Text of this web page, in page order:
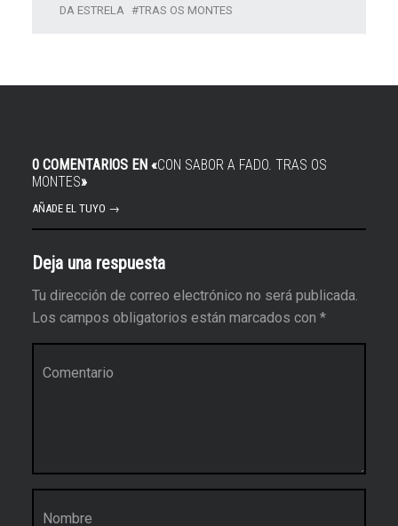
DA ESTRELA
TRAS OS MONTES
0 COMENTARIOS EN «CON SABOR A FADO. TRAS OS
MONTES»
AÑADE EL TUYO →
Deja una respuesta
Tu dirección de correo electrónico no será publicada.
Los campos obligatorios están marcados con *
Nombre
*